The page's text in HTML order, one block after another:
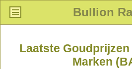
Bullion
Laatste
Marken